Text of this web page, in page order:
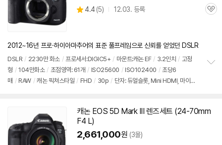
별
4.4 (상
뷰
5) 12.03. 등록
관
2012~16년 프로·하이아마추어의 표준 풀프레임으로 신뢰를 얻었던 DSLR
DSLR / 2230만 화소 / 프로세서:DIGIC5+ / 마운트:캐논 EF / 3.2인치 / 고정
형 / 104만화소 / 초점영역: 61개 / ISO25600 / ISO102400 / 초당6
매 / RAW / 캐논 픽쳐스타일 / FHD / 30p / 단자: 듀얼슬롯, Mini HDMI, 마이크,
캐논 EOS 5D Mark III 렌즈세트 (24-70mm
F4 L)
2,661,000원 (3몰)